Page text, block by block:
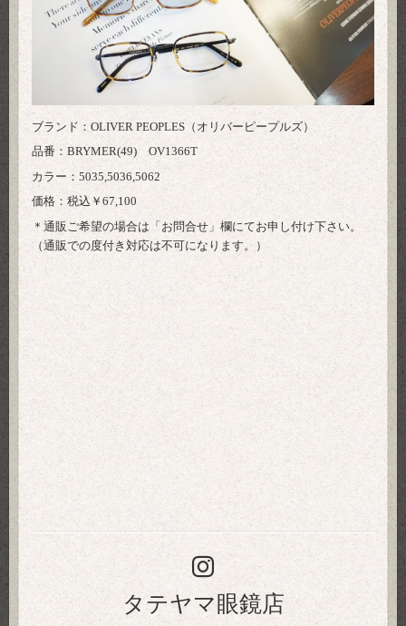
ブランド：OLIVER PEOPLES（オリバーピープルズ）
品番：BRYMER(49) OV1366T
カラー：5035,5036,5062
価格：税込￥67,100
＊通販ご希望の場合は「 お問合せ 」欄にてお申し付け下さい。
（通販での度付き対応は不可になります。）
タテヤマ眼鏡店